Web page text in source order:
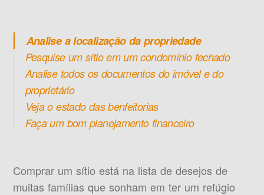
Analise a localização da propriedade
Pesquise um sítio em um condomínio fechado
Analise todos os documentos do imóvel e do
proprietário
Veja o estado das benfeitorias
Faça um bom planejamento financeiro
Comprar um sítio está na lista de desejos de
muitas famílias que sonham em ter um refúgio